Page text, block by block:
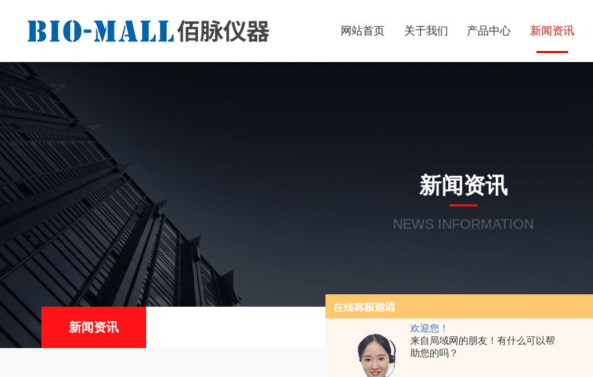
欢迎您！
来自局域网的朋友！有什么可以帮
助您的吗？
网站首页 关于我们 产品中心 新闻资讯
新闻资讯
NEWS INFORMATION
新闻资讯